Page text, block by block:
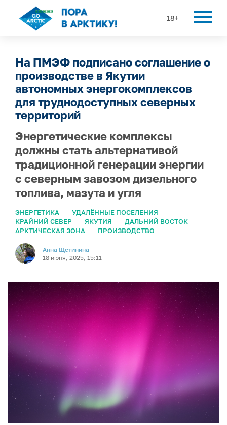
18+
На ПМЭФ подписано соглашение о
производстве в Якутии
автономных энергокомплексов
для труднодоступных северных
территорий
Энергетические комплексы
должны стать альтернативой
традиционной генерации энергии
с северным завозом дизельного
топлива, мазута и угля
ЭНЕРГЕТИКА
УДАЛЁННЫЕ ПОСЕЛЕНИЯ
КРАЙНИЙ СЕВЕР
ЯКУТИЯ
ДАЛЬНИЙ ВОСТОК
АРКТИЧЕСКАЯ ЗОНА
ПРОИЗВОДСТВО
Анна Щетинина
18 июня, 2025, 15:11